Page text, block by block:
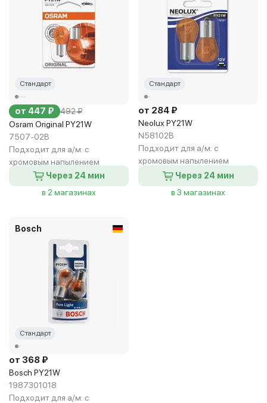
Стандарт
от 447 ₽ 492 ₽
Osram Original PY21W
7507-02B
Подходит для а/м: с
хромовым напылением
Через 24 мин
в 2 магазинах
Стандарт
от 284 ₽
Neolux PY21W
N58102B
Подходит для а/м: с
хромовым напылением
Через 24 мин
в 3 магазинах
Bosch
Стандарт
от 368 ₽
Bosch PY21W
1987301018
Подходит для а/м: с